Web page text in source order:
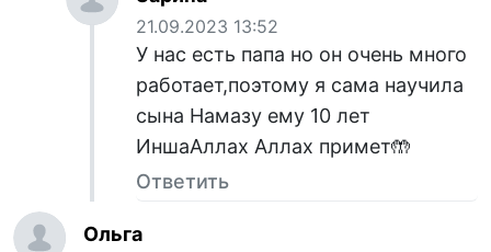
21.09.2023 13:52
У нас есть папа но он очень много
работает,поэтому я сама научила
сына Намазу ему 10 лет
ИншаАллах Аллах примет🤲
Ответить
Ольга